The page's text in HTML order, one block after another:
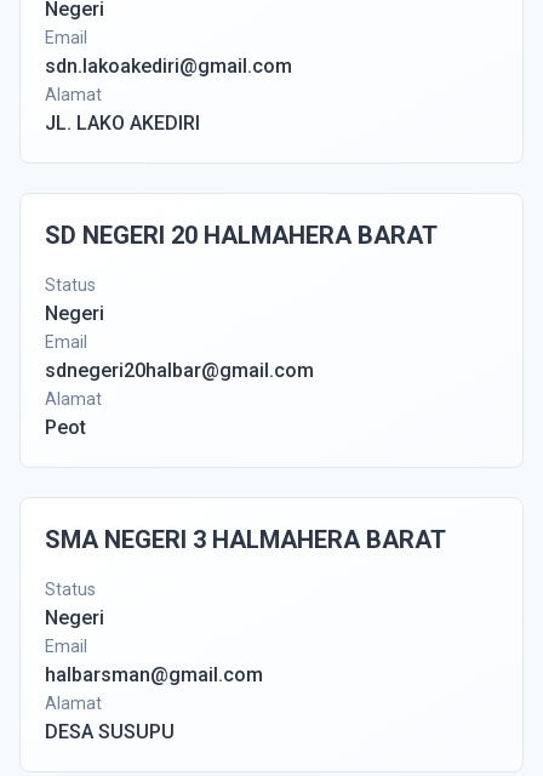
Negeri
Email
sdn.lakoakediri@gmail.com
Alamat
JL. LAKO AKEDIRI
SD NEGERI 20 HALMAHERA BARAT
Status
Negeri
Email
sdnegeri20halbar@gmail.com
Alamat
Peot
SMA NEGERI 3 HALMAHERA BARAT
Status
Negeri
Email
halbarsman@gmail.com
Alamat
DESA SUSUPU